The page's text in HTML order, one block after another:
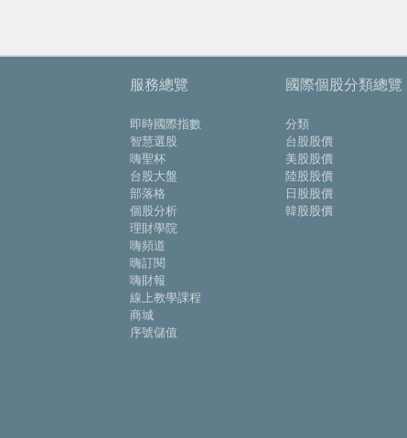
服務總覽
即時國際指數
智慧選股
嗨聖杯
台股大盤
部落格
個股分析
理財學院
嗨頻道
嗨訂閱
嗨財報
線上教學課程
商城
序號儲值
國際個股分類總覽
分類
台股股價
美股股價
陸股股價
日股股價
韓股股價